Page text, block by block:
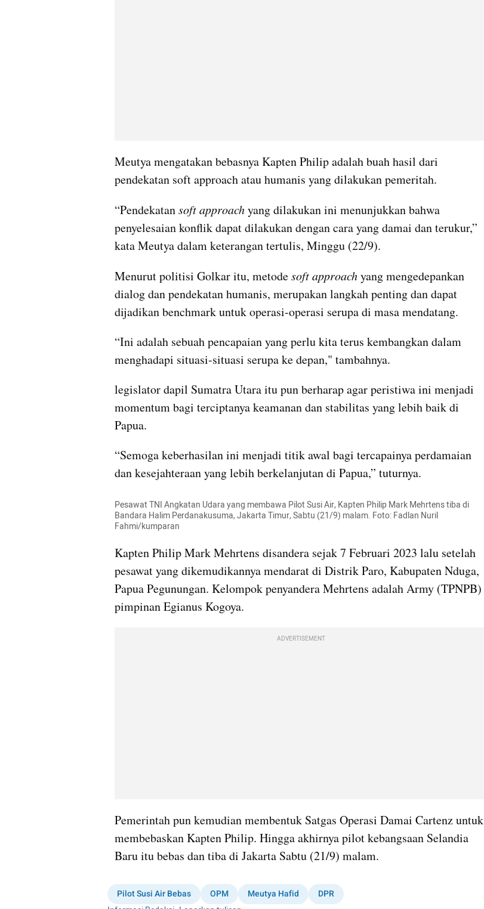
Meutya mengatakan bebasnya Kapten Philip adalah buah hasil dari
pendekatan soft approach atau humanis yang dilakukan pemeritah.
“Pendekatan soft approach yang dilakukan ini menunjukkan bahwa
penyelesaian konflik dapat dilakukan dengan cara yang damai dan terukur,”
kata Meutya dalam keterangan tertulis, Minggu (22/9).
Menurut politisi Golkar itu, metode soft approach yang mengedepankan
dialog dan pendekatan humanis, merupakan langkah penting dan dapat
dijadikan benchmark untuk operasi-operasi serupa di masa mendatang.
“Ini adalah sebuah pencapaian yang perlu kita terus kembangkan dalam
menghadapi situasi-situasi serupa ke depan," tambahnya.
legislator dapil Sumatra Utara itu pun berharap agar peristiwa ini menjadi
momentum bagi terciptanya keamanan dan stabilitas yang lebih baik di
Papua.
“Semoga keberhasilan ini menjadi titik awal bagi tercapainya perdamaian
dan kesejahteraan yang lebih berkelanjutan di Papua,” tuturnya.
Pesawat TNI Angkatan Udara yang membawa Pilot Susi Air, Kapten Philip Mark Mehrtens tiba di
Bandara Halim Perdanakusuma, Jakarta Timur, Sabtu (21/9) malam. Foto: Fadlan Nuril
Fahmi/kumparan
Kapten Philip Mark Mehrtens disandera sejak 7 Februari 2023 lalu setelah
pesawat yang dikemudikannya mendarat di Distrik Paro, Kabupaten Nduga,
Papua Pegunungan. Kelompok penyandera Mehrtens adalah Army (TPNPB)
pimpinan Egianus Kogoya.
ADVERTISEMENT
Pemerintah pun kemudian membentuk Satgas Operasi Damai Cartenz untuk
membebaskan Kapten Philip. Hingga akhirnya pilot kebangsaan Selandia
Baru itu bebas dan tiba di Jakarta Sabtu (21/9) malam.
Pilot Susi Air Bebas OPM Meutya Hafid
DPR